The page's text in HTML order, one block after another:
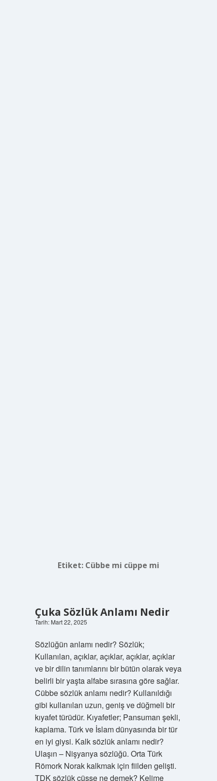
Etiket: Cübbe mi cüppe mi
Çuka Sözlük Anlamı Nedir
Tarih: Mart 22, 2025
Sözlüğün anlamı nedir? Sözlük;
Kullanılan, açıklar, açıklar, açıklar, açıklar
ve bir dilin tanımlarını bir bütün olarak veya
belirli bir yaşta alfabe sırasına göre sağlar.
Cübbe sözlük anlamı nedir? Kullanıldığı
gibi kullanılan uzun, geniş ve düğmeli bir
kıyafet türüdür. Kıyafetler; Pansuman şekli,
kaplama. Türk ve İslam dünyasında bir tür
en iyi giysi. Kalk sözlük anlamı nedir?
Ulaşın – Nişyanya sözlüğü. Orta Türk
Römork Norak kalkmak için fiilden gelişti.
TDK sözlük cüsse ne demek? Kelime